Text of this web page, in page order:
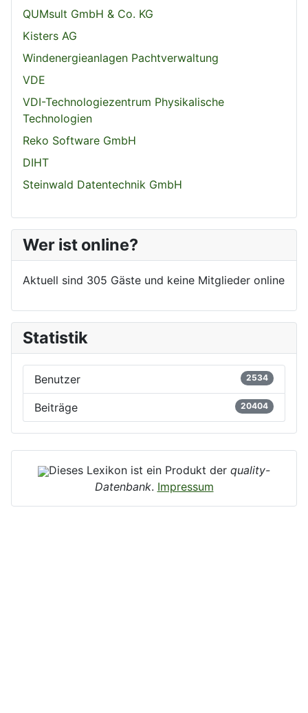
QUMsult GmbH & Co. KG
Kisters AG
Windenergieanlagen Pachtverwaltung
VDE
VDI-Technologiezentrum Physikalische
Technologien
Reko Software GmbH
DIHT
Steinwald Datentechnik GmbH
Wer ist online?
Aktuell sind 305 Gäste und keine Mitglieder online
Statistik
Benutzer 2534
Beiträge 20404
Dieses Lexikon ist ein Produkt der quality-
Datenbank. Impressum